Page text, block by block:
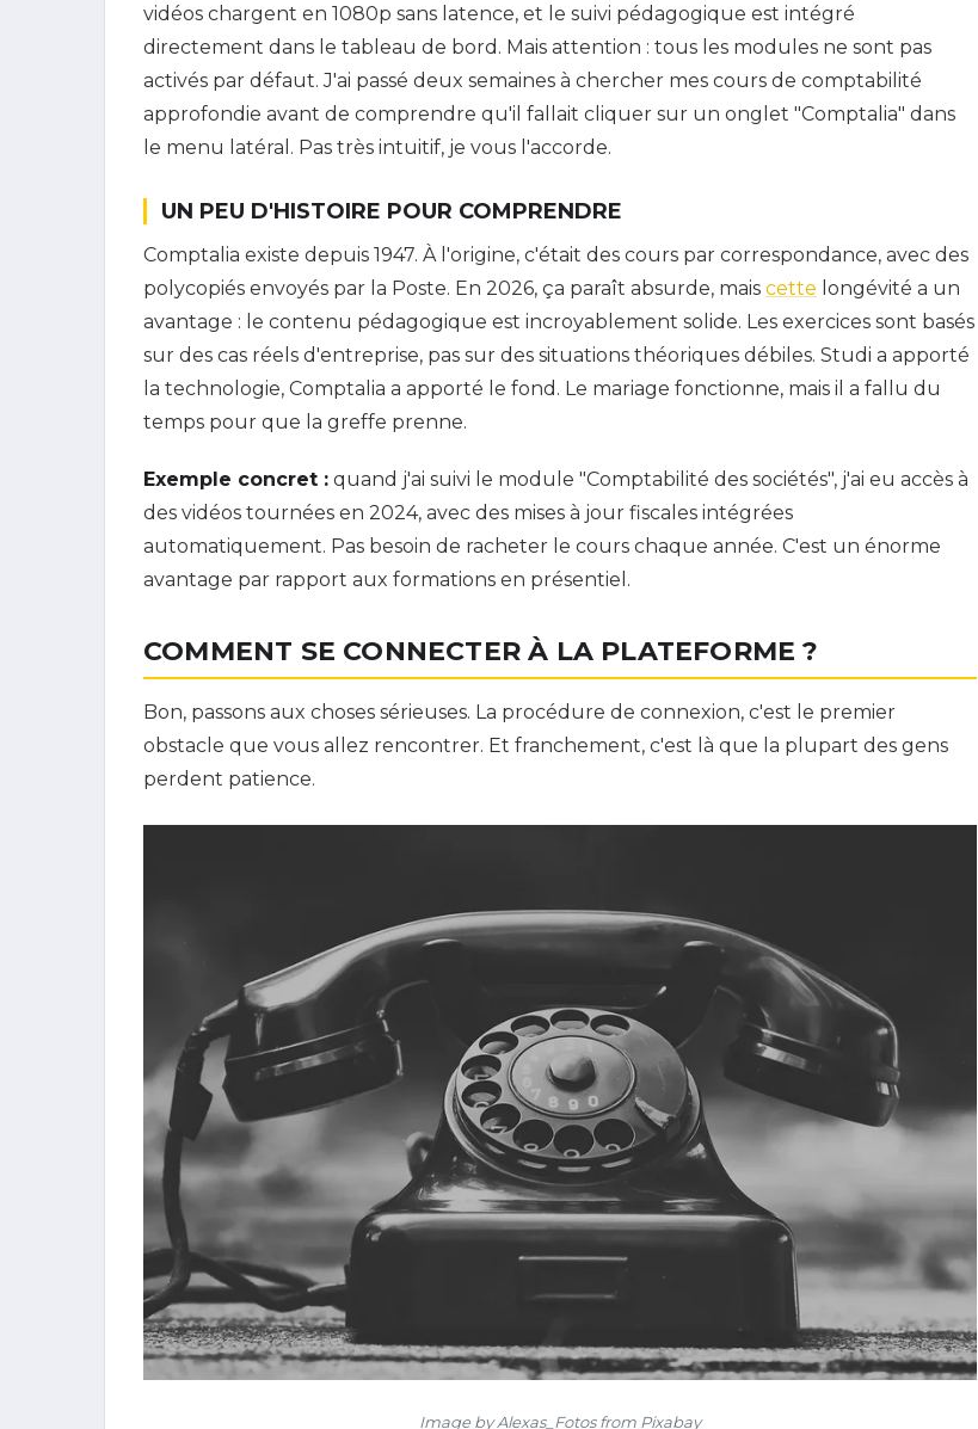
vidéos chargent en 1080p sans latence, et le suivi pédagogique est intégré
directement dans le tableau de bord. Mais attention : tous les modules ne sont pas
activés par défaut. J'ai passé deux semaines à chercher mes cours de comptabilité
approfondie avant de comprendre qu'il fallait cliquer sur un onglet "Comptalia" dans
le menu latéral. Pas très intuitif, je vous l'accorde.
UN PEU D'HISTOIRE POUR COMPRENDRE
Comptalia existe depuis 1947. À l'origine, c'était des cours par correspondance, avec des
polycopiés envoyés par la Poste. En 2026, ça paraît absurde, mais cette longévité a un
avantage : le contenu pédagogique est incroyablement solide. Les exercices sont basés
sur des cas réels d'entreprise, pas sur des situations théoriques débiles. Studi a apporté
la technologie, Comptalia a apporté le fond. Le mariage fonctionne, mais il a fallu du
temps pour que la greffe prenne.
Exemple concret : quand j'ai suivi le module "Comptabilité des sociétés", j'ai eu accès à
des vidéos tournées en 2024, avec des mises à jour fiscales intégrées
automatiquement. Pas besoin de racheter le cours chaque année. C'est un énorme
avantage par rapport aux formations en présentiel.
COMMENT SE CONNECTER À LA PLATEFORME ?
Bon, passons aux choses sérieuses. La procédure de connexion, c'est le premier
obstacle que vous allez rencontrer. Et franchement, c'est là que la plupart des gens
perdent patience.
Image by Alexas_Fotos from Pixabay